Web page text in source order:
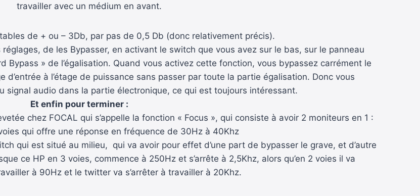
travailler avec un médium en avant.
de + ou – 3Db, par pas de 0,5 Db (donc relativement précis).
de les Bypasser, en activant le switch que vous avez sur le bas, sur le panneau
Bypass » de l’égalisation. Quand vous activez cette fonction, vous bypassez carrément le
à l’étage de puissance sans passer par toute la partie égalisation. Donc vous
signal audio dans la partie électronique, ce qui est toujours intéressant.
Et enfin pour terminer :
chez FOCAL qui s’appelle la fonction « Focus », qui consiste à avoir 2 moniteurs en 1 :
qui offre une réponse en fréquence de 30Hz à 40Khz
qui est situé au milieu, qui va avoir pour effet d’une part de bypasser le grave, et d’autre
ce HP en 3 voies, commence à 250Hz et s’arrête à 2,5Khz, alors qu’en 2 voies il va
à 90Hz et le twitter va s’arrêter à travailler à 20Khz.